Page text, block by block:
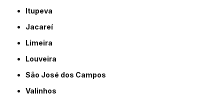
Itupeva
Jacareí
Limeira
Louveira
São José dos Campos
Valinhos